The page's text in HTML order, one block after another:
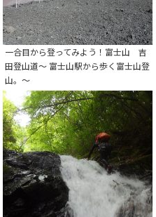
一合目から登ってみよう！富士山 吉
田登山道～ 富士山駅から歩く富士山登
山。～